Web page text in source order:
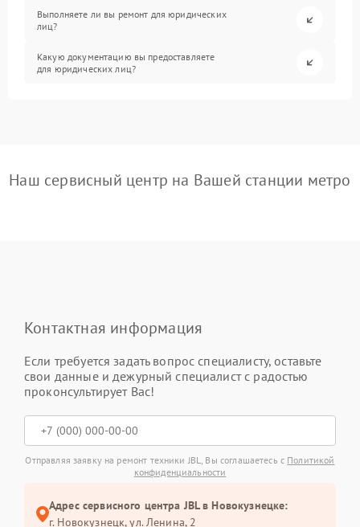
Выполняете ли вы ремонт для юридических
лиц?
Какую документацию вы предоставляете
для юридических лиц?
Наш сервисный центр на Вашей станции метро
Контактная информация
Если требуется задать вопрос специалисту, оставьте
свои данные и дежурный специалист с радостью
проконсультирует Вас!
Отправляя заявку на ремонт техники JBL, Вы соглашаетесь с Политикой
конфиденциальности
Адрес сервисного центра JBL в Новокузнецке:
г. Новокузнецк, ул. Ленина, 2